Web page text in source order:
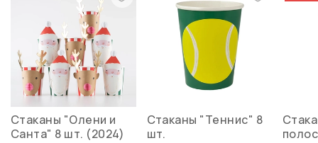
Стаканы "Олени и
Санта" 8 шт. (2024)
Стаканы "Теннис" 8
шт.